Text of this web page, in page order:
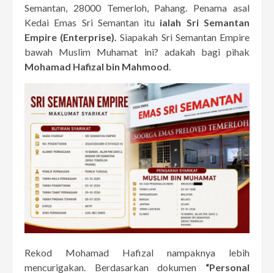
Semantan, 28000 Temerloh, Pahang. Penama asal
Kedai Emas Sri Semantan itu ialah Sri Semantan
Empire (Enterprise).Siapakah Sri Semantan Empire
bawah Muslim Muhamat ini? adakah bagi pihak
Mohamad Hafizal bin Mahmood.
Rekod Mohamad Hafizal nampaknya lebih
mencurigakan. Berdasarkan dokumen “Personal